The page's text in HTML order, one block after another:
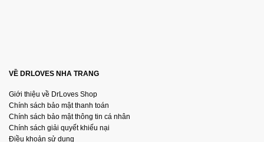
VỀ DRLOVES NHA TRANG
Giới thiệu về DrLoves Shop
Chính sách bảo mật thanh toán
Chính sách bảo mật thông tin cá nhân
Chính sách giải quyết khiếu nại
Điều khoản sử dụng